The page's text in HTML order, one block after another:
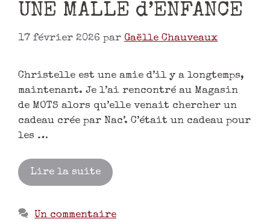
UNE MALLE d’ENFANCE
17 février 2026 par Gaëlle Chauveaux
Christelle est une amie d’il y a longtemps,
maintenant. Je l’ai rencontré au Magasin
de MOTS alors qu’elle venait chercher un
cadeau crée par Nac’. C’était un cadeau pour
les …
Lire la suite
Un commentaire